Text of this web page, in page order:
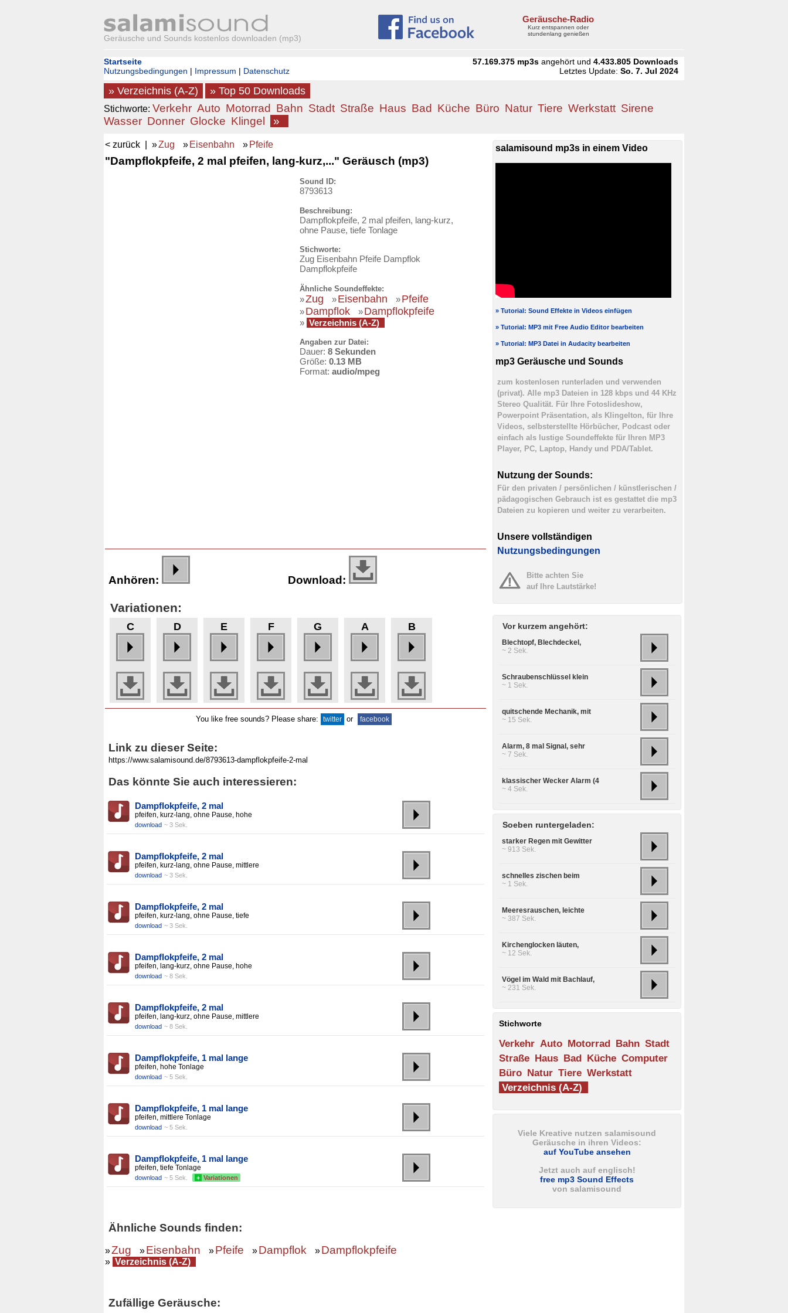
Geräusche und Sounds kostenlos downloaden (mp3)
Geräusche-Radio
Kurz entspannen oder
stundenlang genießen
Startseite
Nutzungsbedingungen | Impressum | Datenschutz
57.169.375 mp3s angehört und4.433.805 Downloads
Letztes Update:So. 7. Jul 2024
» Verzeichnis (A-Z) » Top 50 Downloads
Stichworte: Verkehr Auto Motorrad Bahn Stadt Straße Haus Bad Küche Büro Natur Tiere Werkstatt Sirene
Wasser Donner Glocke Klingel »
< zurück | »Zug » Eisenbahn » Pfeife
"Dampflokpfeife, 2 mal pfeifen, lang-kurz,..." Geräusch (mp3)
Sound ID:
8793613
Beschreibung:
Dampflokpfeife, 2 mal pfeifen, lang-kurz,
ohne Pause, tiefe Tonlage
Stichworte:
Zug Eisenbahn Pfeife Dampflok
Dampflokpfeife
Ähnliche Soundeffekte:
»Zug »Eisenbahn »Pfeife
»Dampflok »Dampflokpfeife
» Verzeichnis (A-Z)
Angaben zur Datei:
Dauer: 8 Sekunden
Größe: 0.13 MB
Format: audio/mpeg
Anhören: Download:
Variationen:
C D E F G A B
You like free sounds? Please share: twitter or facebook
Link zu dieser Seite:
Das könnte Sie auch interessieren:
Dampflokpfeife, 2 mal
pfeifen, kurz-lang, ohne Pause, hohe
download ~ 3 Sek.
Dampflokpfeife, 2 mal
pfeifen, kurz-lang, ohne Pause, mittlere
download ~ 3 Sek.
Dampflokpfeife, 2 mal
pfeifen, kurz-lang, ohne Pause, tiefe
download ~ 3 Sek.
Dampflokpfeife, 2 mal
pfeifen, lang-kurz, ohne Pause, hohe
download ~ 8 Sek.
Dampflokpfeife, 2 mal
pfeifen, lang-kurz, ohne Pause, mittlere
download ~ 8 Sek.
Dampflokpfeife, 1 mal lange
pfeifen, hohe Tonlage
download ~ 5 Sek.
Dampflokpfeife, 1 mal lange
pfeifen, mittlere Tonlage
download ~ 5 Sek.
Dampflokpfeife, 1 mal lange
pfeifen, tiefe Tonlage
download ~ 5 Sek. + Variationen
Ähnliche Sounds finden:
»Zug »Eisenbahn »Pfeife »Dampflok »Dampflokpfeife
» Verzeichnis (A-Z)
Zufällige Geräusche:
salamisound mp3s in einem Video
» Tutorial: Sound Effekte in Videos einfügen
» Tutorial: MP3 mit Free Audio Editor bearbeiten
» Tutorial: MP3 Datei in Audacity bearbeiten
mp3 Geräusche und Sounds
zum kostenlosen runterladen und verwenden
(privat). Alle mp3 Dateien in 128 kbps und 44 KHz
Stereo Qualität. Für Ihre Fotoslideshow,
Powerpoint Präsentation, als Klingelton, für Ihre
Videos, selbsterstellte Hörbücher, Podcast oder
einfach als lustige Soundeffekte für Ihren MP3
Player, PC, Laptop, Handy und PDA/Tablet.
Nutzung der Sounds:
Für den privaten / persönlichen / künstlerischen /
pädagogischen Gebrauch ist es gestattet die mp3
Dateien zu kopieren und weiter zu verarbeiten.
Unsere vollständigen
Nutzungsbedingungen
Bitte achten Sie
auf Ihre Lautstärke!
Vor kurzem angehört:
Blechtopf, Blechdeckel,
~ 2 Sek.
Schraubenschlüssel klein
~ 1 Sek.
quitschende Mechanik, mit
~ 15 Sek.
Alarm, 8 mal Signal, sehr
~ 7 Sek.
klassischer Wecker Alarm (4
~ 4 Sek.
Soeben runtergeladen:
starker Regen mit Gewitter
~ 913 Sek.
schnelles zischen beim
~ 1 Sek.
Meeresrauschen, leichte
~ 387 Sek.
Kirchenglocken läuten,
~ 12 Sek.
Vögel im Wald mit Bachlauf,
~ 231 Sek.
Stichworte
Verkehr Auto Motorrad Bahn Stadt
Straße Haus Bad Küche Computer
Büro Natur Tiere Werkstatt
Verzeichnis (A-Z)
Viele Kreative nutzen salamisound
Geräusche in ihren Videos:
auf YouTube ansehen
Jetzt auch auf englisch!
free mp3 Sound Effects
von salamisound